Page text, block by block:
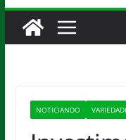
NOTICIANDO